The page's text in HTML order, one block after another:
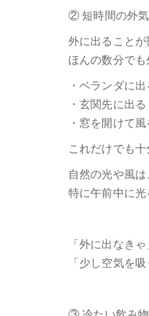
② 短時間の外
外に出ることが
ほんの数分で
・ベランダに出
・玄関先に出る
・窓を開けて
これだけでも十
自然の光や風
特に午前中に
「外に出なき
「少し空気を